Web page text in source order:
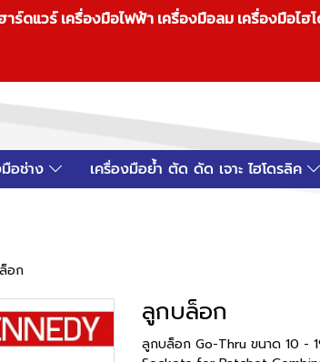
ดแวร์ เครื่องมือไฟฟ้า เครื่องมือลม เครื่องมือ
อช่าง เครื่องมือย้ำ ตัด ดัด เจาะ ไฮโดรลิค
อก
ลูกบล็อก
ลูกบล็อก Go-Thru ขนาด 10 -